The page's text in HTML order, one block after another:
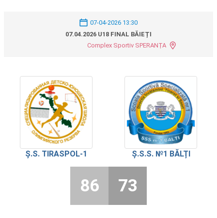
07-04-2026 13:30
07.04.2026 U18 FINAL BĂIEȚI
Complex Sportiv SPERANȚA
Ș.S. TIRASPOL-1 Ș.S.S. №1 BĂLȚI
86 73